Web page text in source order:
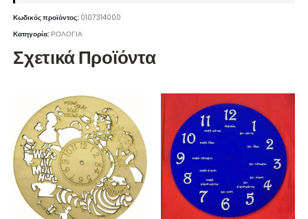
Κωδικός προϊόντος: 0107314000
Κατηγορία:ΡΟΛΟΓΙΑ
Σχετικά Προϊόντα